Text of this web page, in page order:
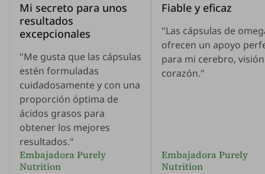
Mi secreto para unos
resultados
excepcionales
"Me gusta que las cápsulas
estén formuladas
cuidadosamente y con una
proporción óptima de
ácidos grasos para
obtener los mejores
resultados."
Embajadora Purely
Nutrition
Fiable y eficaz
"Las cápsulas de
ofrecen un apoyo
para mi cerebro,
corazón."
Embajadora Purely
Nutrition